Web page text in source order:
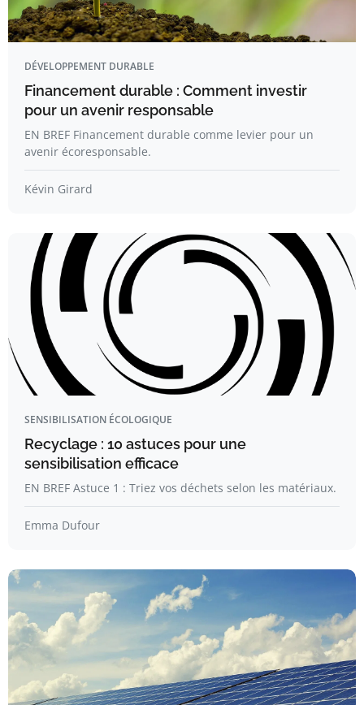
DÉVELOPPEMENT DURABLE
Financement durable : Comment investir
pour un avenir responsable
EN BREF Financement durable comme levier pour un
avenir écoresponsable.
Kévin Girard
SENSIBILISATION ÉCOLOGIQUE
Recyclage : 10 astuces pour une
sensibilisation efficace
EN BREF Astuce 1 : Triez vos déchets selon les matériaux.
Emma Dufour